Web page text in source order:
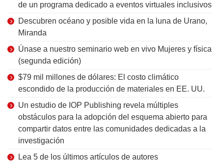
de un programa dedicado a eventos virtuales inclusivos
Descubren océano y posible vida en la luna de Urano,
Miranda
Únase a nuestro seminario web en vivo Mujeres y física
(segunda edición)
$79 mil millones de dólares: El costo climático
escondido de la producción de materiales en EE. UU.
Un estudio de IOP Publishing revela múltiples
obstáculos para la adopción del esquema abierto para
compartir datos entre las comunidades dedicadas a la
investigación
Lea 5 de los últimos artículos de autores